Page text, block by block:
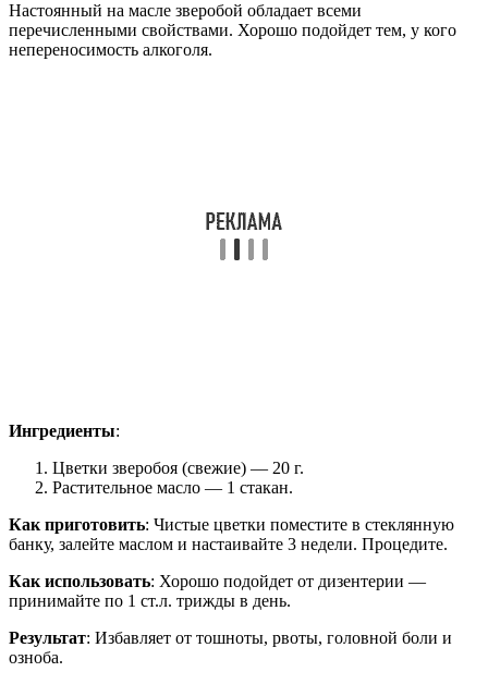
Настоянный на масле зверобой обладает всеми
перечисленными свойствами. Хорошо подойдет тем, у кого
непереносимость алкоголя.
Ингредиенты:
Цветки зверобоя (свежие) — 20 г.
Растительное масло — 1 стакан.
Как приготовить: Чистые цветки поместите в стеклянную
банку, залейте маслом и настаивайте 3 недели. Процедите.
Как использовать: Хорошо подойдет от дизентерии —
принимайте по 1 ст.л. трижды в день.
Результат: Избавляет от тошноты, рвоты, головной боли и
озноба.